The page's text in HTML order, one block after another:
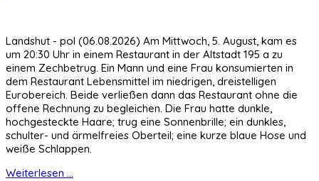
Landshut - pol (06.08.2026) Am Mittwoch, 5. August, kam es
um 20:30 Uhr in einem Restaurant in der Altstadt 195 a zu
einem Zechbetrug. Ein Mann und eine Frau konsumierten in
dem Restaurant Lebensmittel im niedrigen, dreistelligen
Eurobereich. Beide verließen dann das Restaurant ohne die
offene Rechnung zu begleichen. Die Frau hatte dunkle,
hochgesteckte Haare; trug eine Sonnenbrille; ein dunkles,
schulter- und ärmelfreies Oberteil; eine kurze blaue Hose und
weiße Schlappen.
Weiterlesen ...